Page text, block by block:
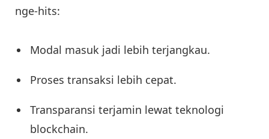
nge-hits:
Modal masuk jadi lebih terjangkau.
Proses transaksi lebih cepat.
Transparansi terjamin lewat teknologi
blockchain.